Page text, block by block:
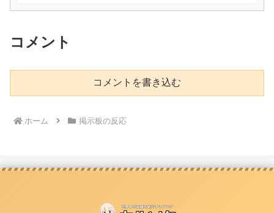
コメント
コメントを書き込む
ホーム 掲示板の反応